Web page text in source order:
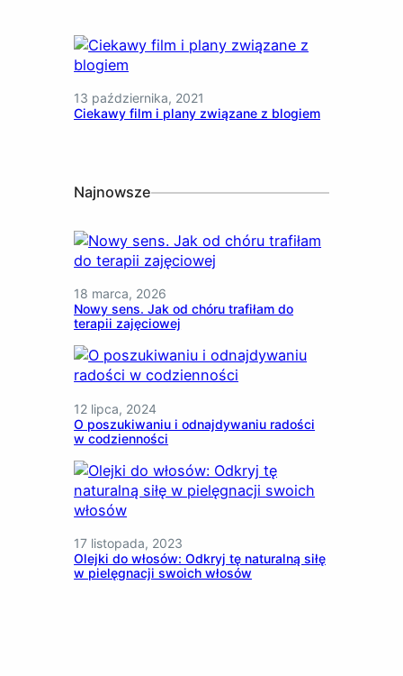
13 października, 2021
Ciekawy film i plany związane z blogiem
Najnowsze
18 marca, 2026
Nowy sens. Jak od chóru trafiłam do
terapii zajęciowej
12 lipca, 2024
O poszukiwaniu i odnajdywaniu radości
w codzienności
17 listopada, 2023
Olejki do włosów: Odkryj tę naturalną siłę
w pielęgnacji swoich włosów